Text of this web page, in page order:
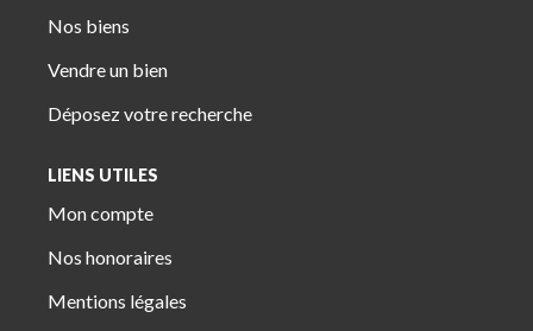
Nos biens
Vendre un bien
Déposez votre recherche
LIENS UTILES
Mon compte
Nos honoraires
Mentions légales